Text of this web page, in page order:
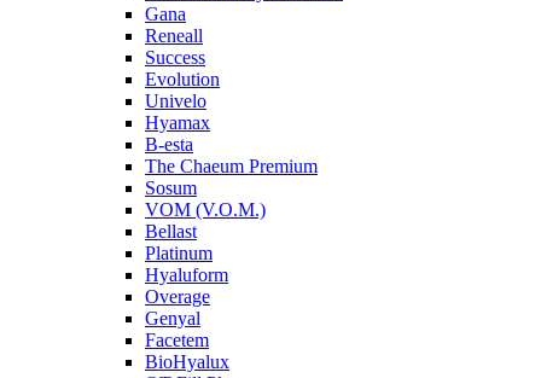
Gana
Reneall
Success
Evolution
Univelo
Hyamax
B-esta
The Chaeum Premium
Sosum
VOM (V.O.M.)
Bellast
Platinum
Hyaluform
Overage
Genyal
Facetem
BioHyalux